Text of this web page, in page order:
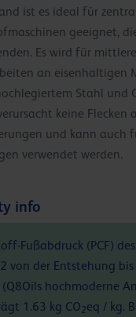
ist es ideal für
geeignet,
Es wird für
an eisenhaltigen
Stahl und
keine Flecken
und kann auch
verwendet werden.
info
Fußabdruck (PCF)
von der Entstehung bis
hochmoderne
1.63 kg CO2eq / kg.